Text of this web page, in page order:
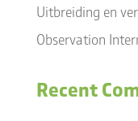
Uitbreiding en
Observation
Recent